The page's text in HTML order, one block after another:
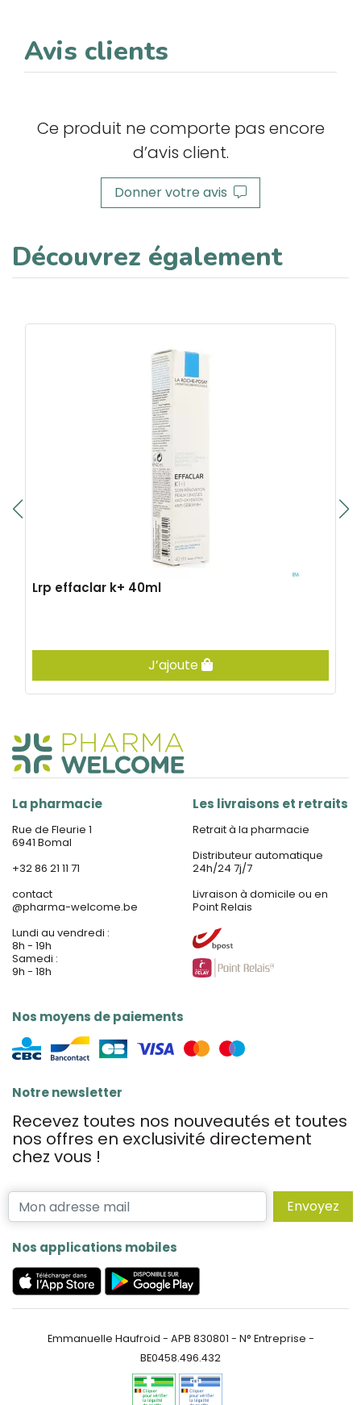
Avis clients
Ce produit ne comporte pas encore
d’avis client.
Donner votre avis
Découvrez également
Lrp effaclar k+ 40ml
J’ajoute
La pharmacie
Rue de Fleurie 1
6941 Bomal
+32 86 21 11 71
contact
@pharma-welcome.be
Lundi au vendredi :
8h - 19h
Samedi :
9h - 18h
Nos moyens de paiements
Les livraisons et retraits
Retrait à la pharmacie
Distributeur automatique
24h/24 7j/7
Livraison à domicile ou en
Point Relais
Notre newsletter
Recevez toutes nos nouveautés et toutes
nos offres en exclusivité directement
chez vous !
Envoyez
Nos applications mobiles
Emmanuelle Haufroid - APB 830801 - N° Entreprise -
BE0458.496.432